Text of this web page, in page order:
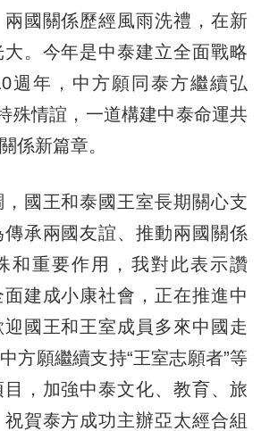
國關係歷經風雨洗禮，在新
。今年是中泰建立全面戰略
週年，中方願同泰方繼續弘
殊情誼，一道構建中泰命運共
係新篇章。
王和泰國王室長期關心支
承兩國友誼、推動兩國關係
和重要作用，我對此表示讚
建成小康社會，正在推進中
國王和王室成員多來中國走
方願繼續支持“王室志願者”等
，加強中泰文化、教育、旅
賀泰方成功主辦亞太經合組